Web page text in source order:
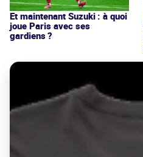
Et maintenant Suzuki : à quoi
joue Paris avec ses
gardiens ?